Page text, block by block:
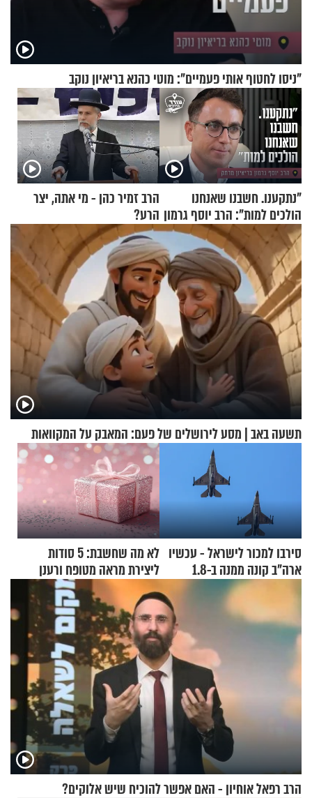
"ניסו לחטוף אותי פעמיים": מוטי כהנא בריאיון נוקב
"נתקענו. חשבנו שאנחנו
הולכים למות": הרב יוסף גרמון
בריאיון מרתק
הרב זמיר כהן - מי אתה, יצר
הרע?
תשעה באב | מסע לירושלים של פעם: המאבק על המקוואות
סירבו למכור לישראל - עכשיו
ארה"ב קונה ממנה ב-1.8
מיליארד דולר
לא מה שחשבת: 5 סודות
ליצירת מראה מטופח ורענן
הרב רפאל אוחיון - האם אפשר להוכיח שיש אלוקים?